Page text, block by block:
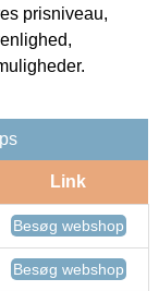
prisniveau,
Link
Besøg webshop
Besøg webshop